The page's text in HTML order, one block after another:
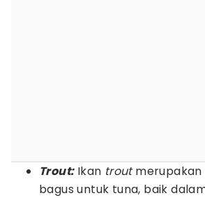
Trout:Ikan troutmerupakan
bagus untuk tuna, baik